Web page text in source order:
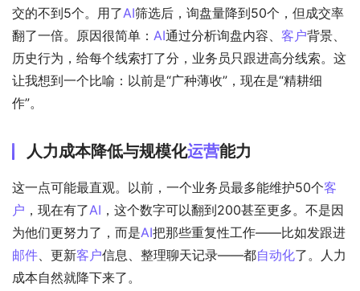
交的不到5个。用了AI筛选后，询盘量降到50个，但成交率
翻了一倍。原因很简单： AI通过分析询盘内容、 客户背景、
历史行为，给每个线索打了分，业务员只跟进高分线索。这
让我想到一个比喻：以前是“广种薄收”，现在是“精耕细
作”。
人力成本降低与规模化运营能力
这一点可能最直观。以前，一个业务员最多能维护50个客
户 ，现在有了AI ，这个数字可以翻到200甚至更多。不是因
为他们更努力了，而是AI把那些重复性工作——比如发跟进
邮件、更新客户信息、整理聊天记录——都自动化了。人力
成本自然就降下来了。